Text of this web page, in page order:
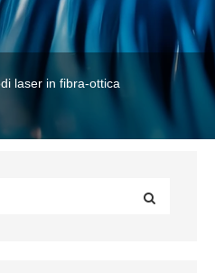
laser in fibra-ottica